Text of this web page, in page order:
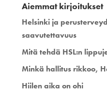
Aiemmat kirjoitukset
Helsinki ja
saavutettavuus
Mitä tehdä HSL:n
Minkä hallitus rikkoo,
Hiilen aika on ohi